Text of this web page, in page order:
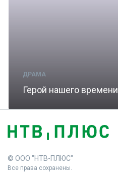
ДРАМА
Герой нашего времени
© ООО "НТВ-ПЛЮС"
Все права сохранены.